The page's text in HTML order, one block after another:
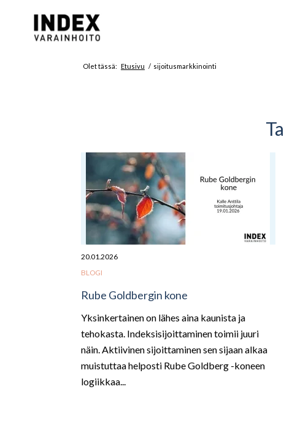
Olet tässä: Etusivu / sijoitusmarkkinointi
20.01.2026
BLOGI
Rube Goldbergin kone
Yksinkertainen on lähes aina kaunista ja
tehokasta. Indeksisijoittaminen toimii juuri
näin. Aktiivinen sijoittaminen sen sijaan alkaa
muistuttaa helposti Rube Goldberg -koneen
logiikkaa...